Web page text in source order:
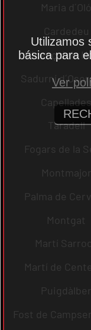
Maria d´Oló
Cardedeu
Vicenç dels
Sadurní
Capellades
Taradell
Fogars de la
Montmajor
Palma de
Montgat
Martí
Martí de
Puigdàlber
Fost de
Utilizamos
básica para
Ver